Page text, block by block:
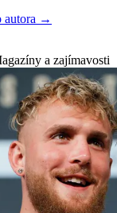
autora →
a zajímavosti